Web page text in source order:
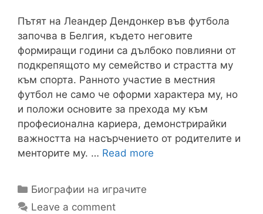
Пътят на Леандер Дендонкер във футбола
започва в Белгия, където неговите
формиращи години са дълбоко повлияни от
подкрепящото му семейство и страстта му
към спорта. Ранното участие в местния
футбол не само че оформи характера му, но
и положи основите за прехода му към
професионална кариера, демонстрирайки
важността на насърчението от родителите и
менторите му. … Read more
Categories
Биографии на играчите
Leave a comment